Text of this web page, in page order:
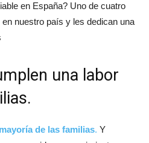
en España? Uno de cuatro
nuestro país y les dedican una
una labor
mayoría de las familias. Y